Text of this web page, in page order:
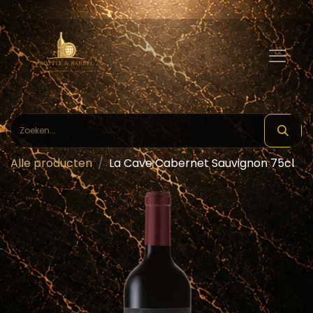
Alle producten La Cave Cabernet Sauvignon 75cl